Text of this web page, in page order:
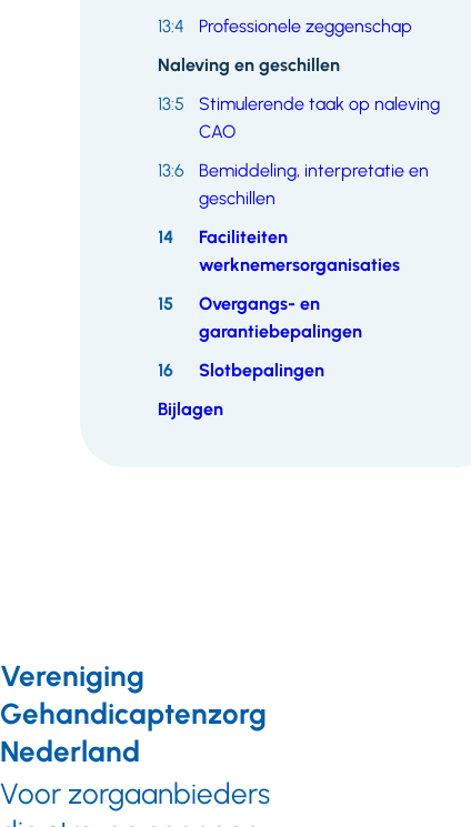
13:4
Professionele zeggenschap
Naleving en geschillen
13:5
Stimulerende taak op naleving
CAO
13:6
Bemiddeling, interpretatie en
geschillen
14
Faciliteiten
werknemersorganisaties
15
Overgangs- en
garantiebepalingen
16
Slotbepalingen
Bijlagen
Vereniging
Gehandicaptenzorg
Nederland
Voor zorgaanbieders